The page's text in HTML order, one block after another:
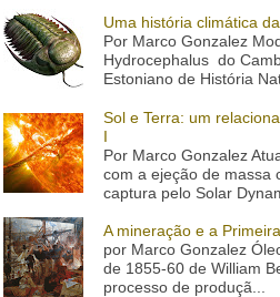
Uma história climática
Por Marco Gonzalez
Hydrocephalus do
Estoniano de História
Sol e Terra: um
I
Por Marco Gonzalez
com a ejeção de massa
captura pelo Solar
A mineração e a
por Marco Gonzalez
de 1855-60 de William
processo de produçã...